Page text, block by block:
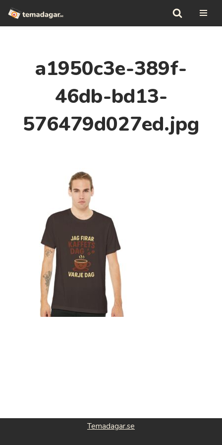
Hoppa
a1950c3e-389f-
46db-bd13-
576479d027ed.jpg
Temadagar.se